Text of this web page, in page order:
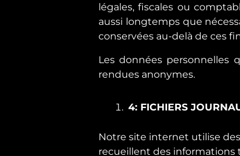
légales, fiscales ou
aussi longtemps que
conservées au-delà de ces
Les données personnelles
rendues anonymes.
4: FICHIERS
Notre site internet utilise
recueillent des informations